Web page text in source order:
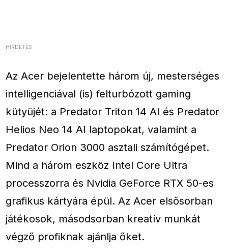
HIRDETÉS
Az Acer bejelentette három új, mesterséges
intelligenciával (is) felturbózott gaming
kütyüjét: a Predator Triton 14 AI és Predator
Helios Neo 14 AI laptopokat, valamint a
Predator Orion 3000 asztali számítógépet.
Mind a három eszköz Intel Core Ultra
processzorra és Nvidia GeForce RTX 50-es
grafikus kártyára épül. Az Acer elsősorban
játékosok, másodsorban kreatív munkát
végző profiknak ajánlja őket.